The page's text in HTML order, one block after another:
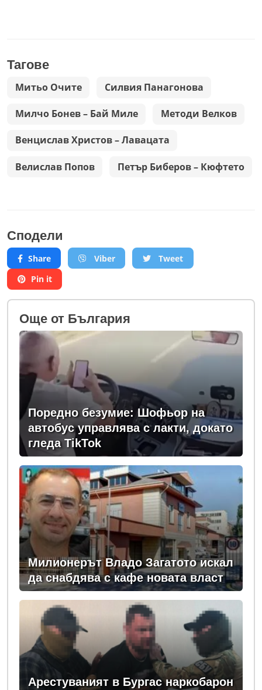
Тагове
Митьо Очите Силвия Панагонова
Милчо Бонев – Бай Миле Методи Велков
Венцислав Христов – Лавацата
Велислав Попов Петър Биберов – Кюфтето
Сподели
Share Viber
Tweet
Pin it
Oще от България
Поредно безумие: Шофьор на
автобус управлява с лакти, докато
гледа TikTok
Милионерът Владо Загатото искал
да снабдява с кафе новата власт
Арестуваният в Бургас наркобарон